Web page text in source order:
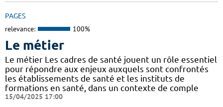
PAGES
relevance: 100%
Le métier
Le métier Les cadres de santé jouent un rôle essentiel
pour répondre aux enjeux auxquels sont confrontés
les établissements de santé et les instituts de
formations en santé, dans un contexte de comple
15/04/2025 17:00